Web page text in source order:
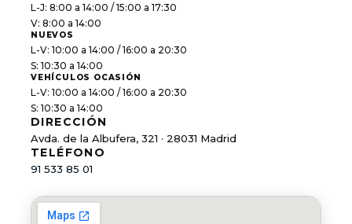
L-J: 8:00 a 14:00 / 15:00 a 17:30
V: 8:00 a 14:00
NUEVOS
L-V: 10:00 a 14:00 / 16:00 a 20:30
S: 10:30 a 14:00
VEHÍCULOS OCASIÓN
L-V: 10:00 a 14:00 / 16:00 a 20:30
S: 10:30 a 14:00
DIRECCIÓN
Avda. de la Albufera, 321 · 28031 Madrid
TELÉFONO
91 533 85 01